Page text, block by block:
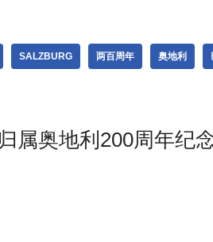
SALZBURG 两百周年 奥地利
属奥地利200周年纪